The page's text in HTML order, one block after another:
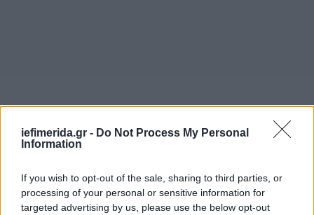
iefimerida.gr - Do Not Process My Personal
Information
If you wish to opt-out of the sale, sharing to third parties, or
processing of your personal or sensitive information for
targeted advertising by us, please use the below opt-out